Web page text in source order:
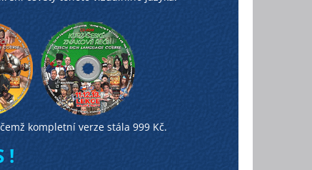
kompletní verze stála 999 Kč.
!